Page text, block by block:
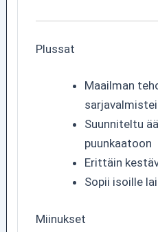
Plussat
Maailman
Suunniteltu
puunkaatoon
Erittäin
Sopii isoille
Miinukset